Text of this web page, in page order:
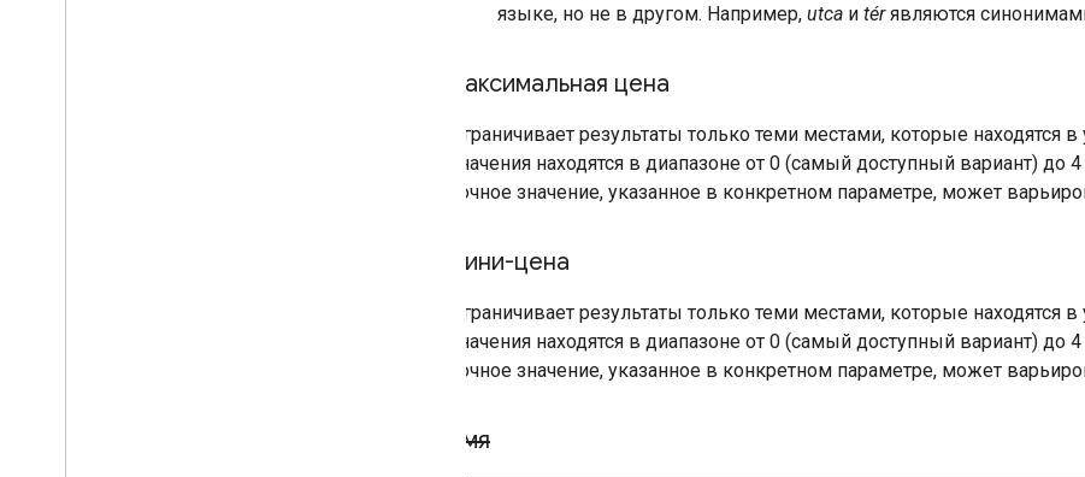
языке, но не в другом. Например, utca и térявляются
максимальная цена
Ограничивает результаты только теми местами, которые
значения находятся в диапазоне от 0 (самый доступный вариант)
Точное значение, указанное в конкретном параметре, может
мини-цена
Ограничивает результаты только теми местами, которые
значения находятся в диапазоне от 0 (самый доступный вариант)
Точное значение, указанное в конкретном параметре, может
имя